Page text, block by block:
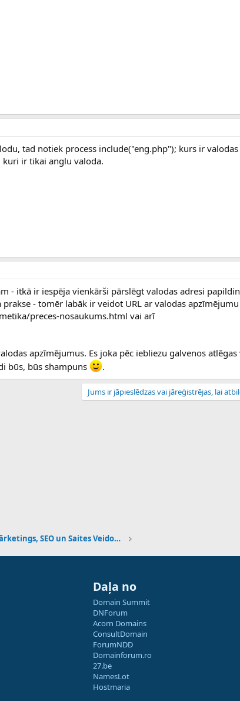
tad notiek process include("eng.php"); kurs ir valodas
kuri ir tikai anglu valoda.
- itkā ir iespēja vienkārši pārslēgt valodas adresi
prakse - tomēr labāk ir veidot URL ar valodas
preces-nosaukums.html vai arī
apzīmējumus. Es joka pēc iebliezu galvenos atlēgas
būs, būs shampuns
.
Jums ir jāpieslēdzas vai jāreģistrējas, lai
Digitālais Mārketings, SEO un Saites Veidošana
Daļa no
Domain Summit
DNForum
Acorn Domains
ConsultDomain
ForumNDD
Domainforum.ro
27.be
NamesLot
Hostmaria